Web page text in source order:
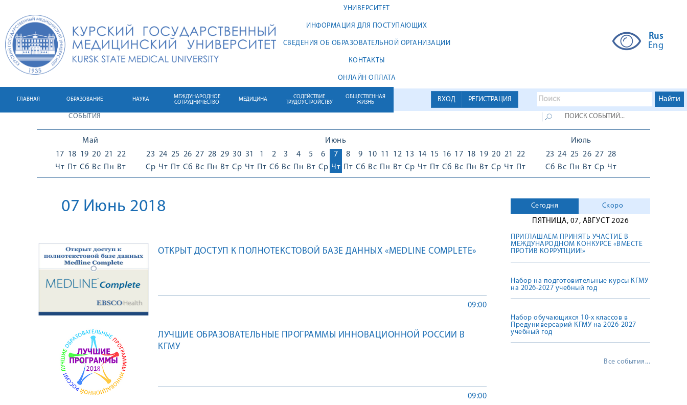
УНИВЕРСИТЕТ
ИНФОРМАЦИЯ ДЛЯ ПОСТУПАЮЩИХ
СВЕДЕНИЯ ОБ ОБРАЗОВАТЕЛЬНОЙ ОРГАНИЗАЦИИ
КОНТАКТЫ
ОНЛАЙН ОПЛАТА
Rus
Eng
ВХОД РЕГИСТРАЦИЯ
ГЛАВНАЯ ОБРАЗОВАНИЕ НАУКА
МЕЖДУНАРОДНОЕ
СОТРУДНИЧЕСТВО
МЕДИЦИНА
СОДЕЙСТВИЕ
ТРУДОУСТРОЙСТВУ
ОБЩЕСТВЕННАЯ
ЖИЗНЬ
СОБЫТИЯ
Май
17
Чт
18
Пт
19
Сб
20
Вс
21
Пн
22
Вт
Июнь
23
Ср
24
Чт
25
Пт
26
Сб
27
Вс
28
Пн
29
Вт
30
Ср
31
Чт
1
Пт
2
Сб
3
Вс
4
Пн
5
Вт
6
Ср
7
Чт
8
Пт
9
Сб
10
Вс
11
Пн
12
Вт
13
Ср
14
Чт
15
Пт
16
Сб
17
Вс
18
Пн
19
Вт
20
Ср
21
Чт
22
Пт
Июль
23
Сб
24
Вс
25
Пн
26
Вт
27
Ср
28
Чт
07 Июнь 2018
ОТКРЫТ ДОСТУП К ПОЛНОТЕКСТОВОЙ БАЗЕ ДАННЫХ «MEDLINE COMPLETE»
09:00
ЛУЧШИЕ ОБРАЗОВАТЕЛЬНЫЕ ПРОГРАММЫ ИННОВАЦИОННОЙ РОССИИ В
КГМУ
09:00
Сегодня
Скоро
ПЯТНИЦА, 07, АВГУСТ 2026
ПРИГЛАШАЕМ ПРИНЯТЬ УЧАСТИЕ В
МЕЖДУНАРОДНОМ КОНКУРСЕ «ВМЕСТЕ
ПРОТИВ КОРРУПЦИИ!»
Набор на подготовительные курсы КГМУ
на 2026-2027 учебный год
Набор обучающихся 10-х классов в
Предуниверсарий КГМУ на 2026-2027
учебный год
Все события...